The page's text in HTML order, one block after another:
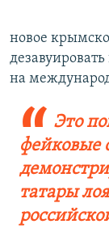
новое
на
Это
фейковые
татары